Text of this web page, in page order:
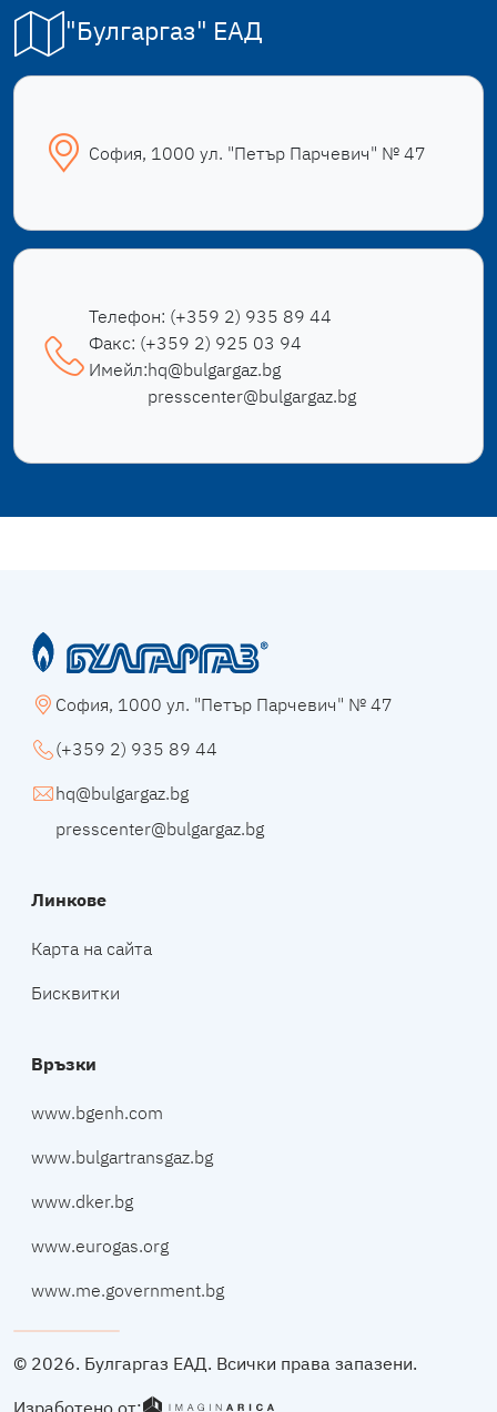
"Булгаргаз" ЕАД
София, 1000 ул. "Петър Парчевич" № 47
Телефон: (+359 2) 935 89 44
Факс: (+359 2) 925 03 94
Имейл:hq@bulgargaz.bg
presscenter@bulgargaz.bg
София, 1000 ул. "Петър Парчевич" № 47
(+359 2) 935 89 44
hq@bulgargaz.bg
presscenter@bulgargaz.bg
Линкове
Карта на сайта
Бисквитки
Връзки
www.bgenh.com
www.bulgartransgaz.bg
www.dker.bg
www.eurogas.org
www.me.government.bg
© 2026. Булгаргаз ЕАД. Всички права запазени.
Изработeно от: